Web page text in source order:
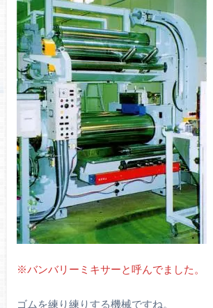
※バンバリーミキサーと呼んでました。
ゴムを練り練りする機械ですね。